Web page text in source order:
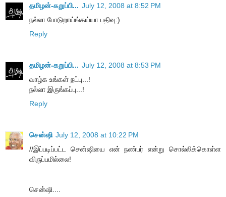
தமிழன்-கறுப்பி... July 12, 2008 at 8:52 PM
நல்லா போடுறாய்ங்கய்யா பதிவு:)
Reply
தமிழன்-கறுப்பி... July 12, 2008 at 8:53 PM
வாழ்க உங்கள் நட்பு...!
நல்லா இருங்கப்பு...!
Reply
சென்ஷி July 12, 2008 at 10:22 PM
//இப்படிப்பட்ட சென்ஷியை என் நண்பர் என்று சொல்லிக்கொள்ள
விருப்பமில்லை!
சென்ஷி....